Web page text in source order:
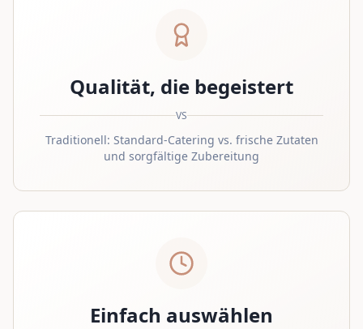
Qualität, die begeistert
VS
Traditionell: Standard-Catering vs. frische Zutaten
und sorgfältige Zubereitung
Einfach auswählen